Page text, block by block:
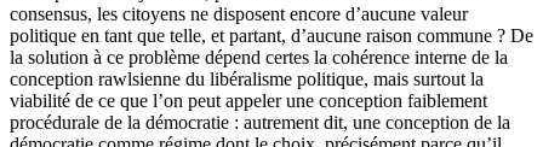
consensus, les citoyens ne disposent encore d’aucune valeur
politique en tant que telle, et partant, d’aucune raison commune ? De
la solution à ce problème dépend certes la cohérence interne de la
conception rawlsienne du libéralisme politique, mais surtout la
viabilité de ce que l’on peut appeler une conception faiblement
procédurale de la démocratie : autrement dit, une conception de la